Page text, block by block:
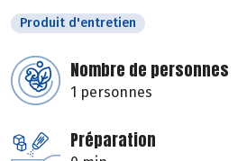
Produit d'entretien
Nombre de personnes
1 personnes
Préparation